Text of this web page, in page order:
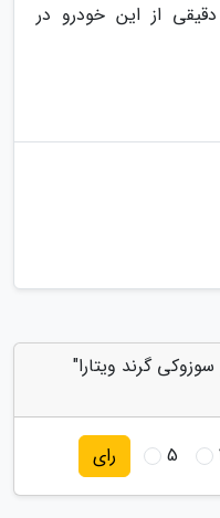
از این خودرو در
گرند ویتارا"
5 رای